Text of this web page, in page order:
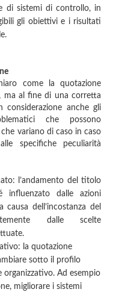
di sistemi di controllo, in
gli obiettivi e i risultati
come la quotazione
ma al fine di una corretta
considerazione anche gli
che possono
variano di caso in caso
specifiche peculiarità
l’andamento del titolo
influenzato dalle azioni
dell’incostanza del
dalle scelte
la quotazione
sotto il profilo
organizzativo. Ad esempio
migliorare i sistemi